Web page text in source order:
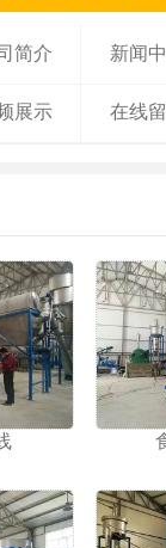
简介 新闻
展示 在线